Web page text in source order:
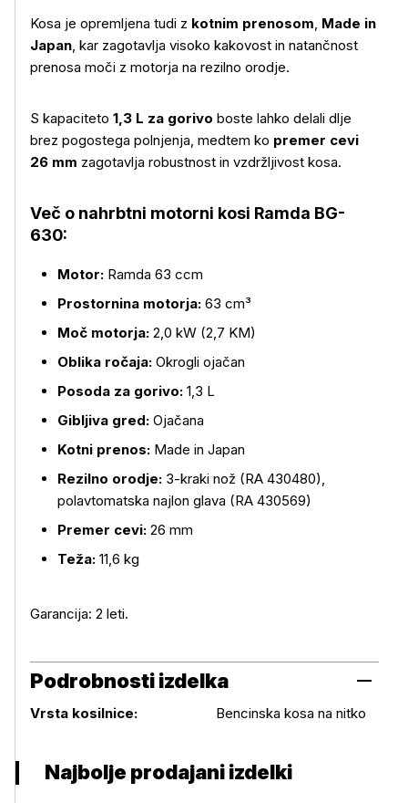
Več o izdelku
Kosa je opremljena tudi z kotnim prenosom, Made in
Japan, kar zagotavlja visoko kakovost in natančnost
prenosa moči z motorja na rezilno orodje.
S kapaciteto 1,3 L za gorivo boste lahko delali dlje
brez pogostega polnjenja, medtem ko premer cevi
26 mm zagotavlja robustnost in vzdržljivost kosa.
Več o nahrbtni motorni kosi Ramda BG-
630:
Motor: Ramda 63 ccm
Prostornina motorja: 63 cm³
Moč motorja: 2,0 kW (2,7 KM)
Oblika ročaja: Okrogli ojačan
Posoda za gorivo: 1,3 L
Gibljiva gred: Ojačana
Kotni prenos: Made in Japan
Rezilno orodje: 3-kraki nož (RA 430480),
polavtomatska najlon glava (RA 430569)
Premer cevi: 26 mm
Teža: 11,6 kg
Garancija: 2 leti.
Podrobnosti izdelka
Podrobnosti izdelka
Vrsta kosilnice: Bencinska kosa na nitko
Najbolje prodajani izdelki